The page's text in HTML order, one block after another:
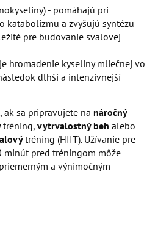
- pomáhajú pri
katabolizmu a zvyšujú syntézu
pre budovanie svalovej
hromadenie kyseliny mliečnej vo
dlhší a intenzívnejší
sa pripravujete na náročný
tréning, vytrvalostný beh alebo
tréning (HIIT). Užívanie pre-
pred tréningom môže
a výnimočným